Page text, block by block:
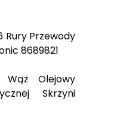
Rury Przewody
8689821
Wąż Olejowy
Skrzyni